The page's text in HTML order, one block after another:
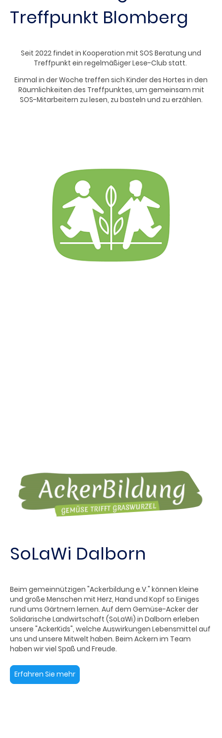
Treffpunkt Blomberg
Seit 2022 findet in Kooperation mit SOS Beratung und
Treffpunkt ein regelmäßiger Lese-Club statt.
Einmal in der Woche treffen sich Kinder des Hortes in den
Räumlichkeiten des Treffpunktes, um gemeinsam mit
SOS-Mitarbeitern zu lesen, zu basteln und zu erzählen.
SoLaWi Dalborn
Beim gemeinnützigen "Ackerbildung e.V." können kleine
und große Menschen mit Herz, Hand und Kopf so Einiges
rund ums Gärtnern lernen. Auf dem Gemüse-Acker der
Solidarische Landwirtschaft (SoLaWi) in Dalborn erleben
unsere "AckerKids", welche Auswirkungen Lebensmittel auf
uns und unsere Mitwelt haben. Beim Ackern im Team
haben wir viel Spaß und Freude.
Erfahren Sie mehr